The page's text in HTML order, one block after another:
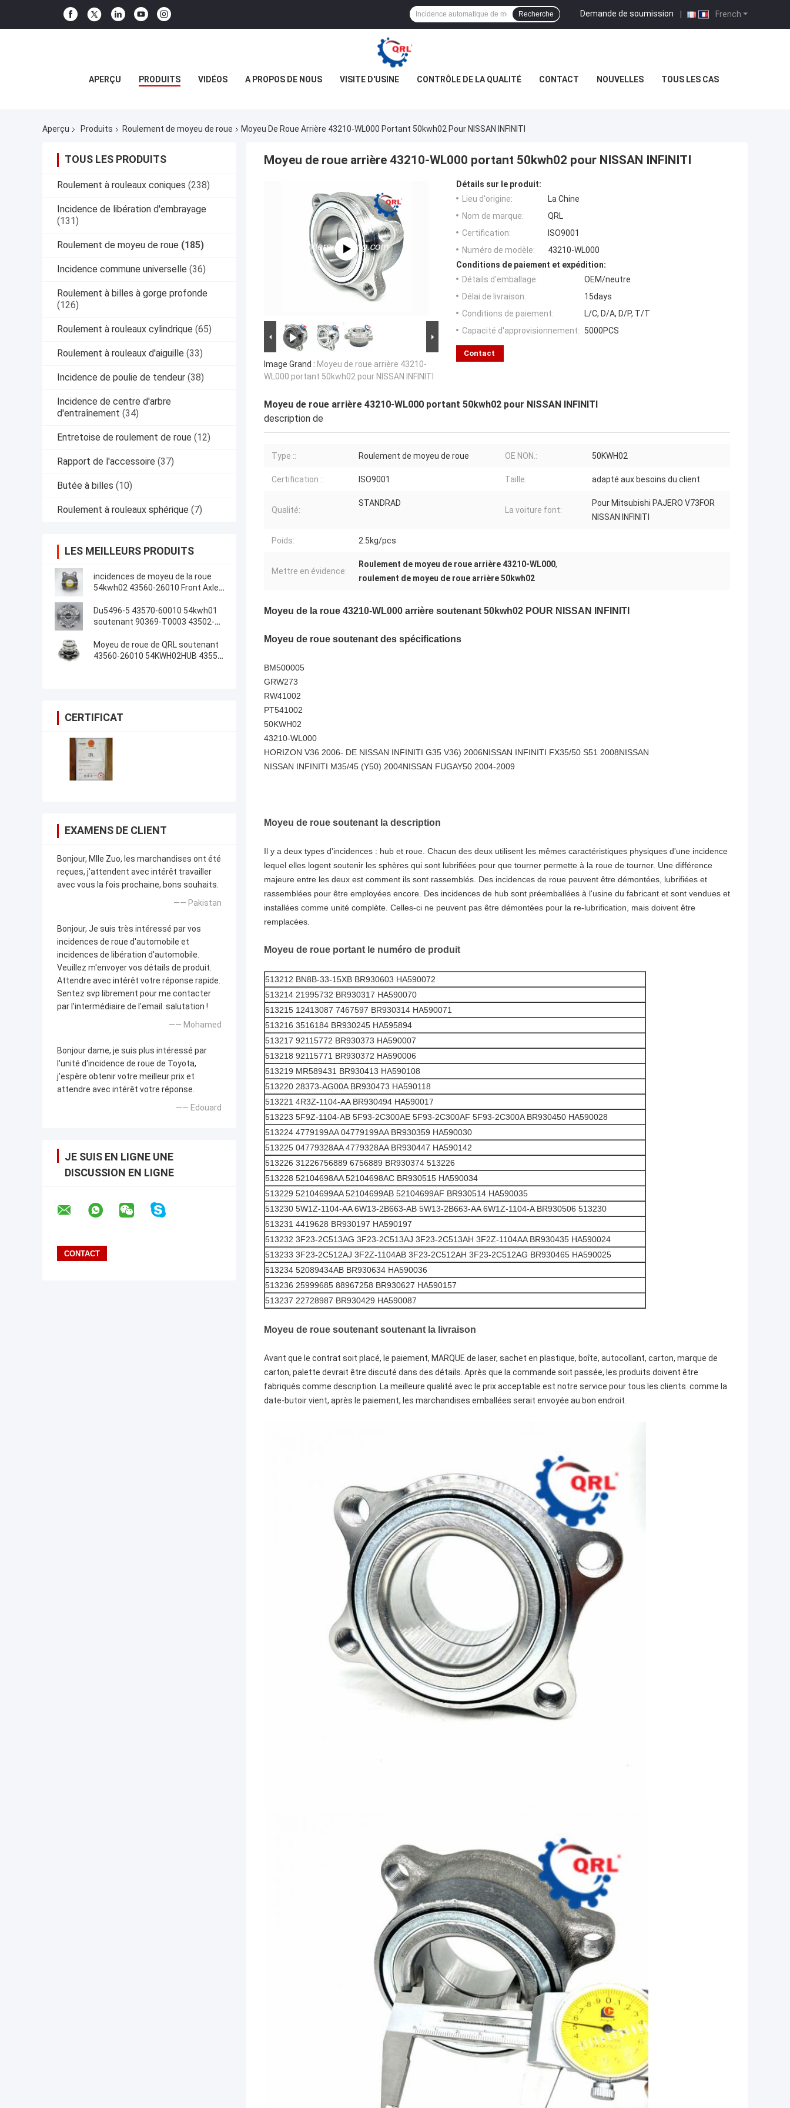
French
Demande de soumission |
Recherche
APERÇU PRODUITS VIDÉOS A PROPOS DE NOUS VISITE D'USINE CONTRÔLE DE LA QUALITÉ CONTACT NOUVELLES TOUS LES CAS
Aperçu Produits Roulement de moyeu de roue Moyeu De Roue Arrière 43210-WL000 Portant 50kwh02 Pour NISSAN INFINITI
TOUS LES PRODUITS
Roulement à rouleaux coniques (238)
Incidence de libération d'embrayage
(131)
Roulement de moyeu de roue (185)
Incidence commune universelle (36)
Roulement à billes à gorge profonde
(126)
Roulement à rouleaux cylindrique (65)
Roulement à rouleaux d'aiguille (33)
Incidence de poulie de tendeur (38)
Incidence de centre d'arbre
d'entraînement (34)
Entretoise de roulement de roue (12)
Rapport de l'accessoire (37)
Butée à billes (10)
Roulement à rouleaux sphérique (7)
LES MEILLEURS PRODUITS
incidences de moyeu de la roue
54kwh02 43560-26010 Front Axle
Du5496-5 43570-60010 54kwh01
soutenant 90369-T0003 43502-
Moyeu de roue de QRL soutenant
43560-26010 54KWH02HUB 43550-
CERTIFICAT
EXAMENS DE CLIENT
Bonjour, Mlle Zuo, les marchandises ont été
reçues, j'attendent avec intérêt travailler
avec vous la fois prochaine, bons souhaits.
—— Pakistan
Bonjour, Je suis très intéressé par vos
incidences de roue d'automobile et
incidences de libération d'automobile.
Veuillez m'envoyer vos détails de produit.
Attendre avec intérêt votre réponse rapide.
Sentez svp librement pour me contacter
par l'intermédiaire de l'email. salutation !
—— Mohamed
Bonjour dame, je suis plus intéressé par
l'unité d'incidence de roue de Toyota,
j'espère obtenir votre meilleur prix et
attendre avec intérêt votre réponse.
—— Edouard
JE SUIS EN LIGNE UNE
DISCUSSION EN LIGNE
Moyeu de roue arrière 43210-WL000 portant 50kwh02 pour NISSAN INFINITI
Image Grand : Moyeu de roue arrière 43210-
WL000 portant 50kwh02 pour NISSAN INFINITI
Détails sur le produit:
Lieu d'origine:
La Chine
Nom de marque:
QRL
Certification:
ISO9001
Numéro de modèle:
43210-WL000
Conditions de paiement et expédition:
Détails d'emballage:
OEM/neutre
Délai de livraison:
15days
Conditions de paiement:
L/C, D/A, D/P, T/T
Capacité d'approvisionnement:
5000PCS
Contact
Moyeu de roue arrière 43210-WL000 portant 50kwh02 pour NISSAN INFINITI
description de
Type :: Roulement de moyeu de roue OE NON.: 50KWH02
Certification :: ISO9001 Taille: adapté aux besoins du client
Qualité:
STANDRAD
La voiture font:
Pour Mitsubishi PAJERO V73FOR
NISSAN INFINITI
Poids: 2.5kg/pcs
Mettre en évidence:
Roulement de moyeu de roue arrière 43210-WL000,
roulement de moyeu de roue arrière 50kwh02
Moyeu de la roue 43210-WL000 arrière soutenant 50kwh02 POUR NISSAN INFINITI
Moyeu de roue soutenant des spécifications
BM500005
GRW273
RW41002
PT541002
50KWH02
43210-WL000
HORIZON V36 2006- DE NISSAN INFINITI G35 V36) 2006NISSAN INFINITI FX35/50 S51 2008NISSAN
NISSAN INFINITI M35/45 (Y50) 2004NISSAN FUGAY50 2004-2009
Moyeu de roue soutenant la description
Il y a deux types d'incidences : hub et roue. Chacun des deux utilisent les mêmes caractéristiques physiques d'une incidence
lequel elles logent soutenir les sphères qui sont lubrifiées pour que tourner permette à la roue de tourner. Une différence
majeure entre les deux est comment ils sont rassemblés. Des incidences de roue peuvent être démontées, lubrifiées et
rassemblées pour être employées encore. Des incidences de hub sont préemballées à l'usine du fabricant et sont vendues et
installées comme unité complète. Celles-ci ne peuvent pas être démontées pour la re-lubrification, mais doivent être
remplacées.
Moyeu de roue portant le numéro de produit
513212 BN8B-33-15XB BR930603 HA590072
513214 21995732 BR930317 HA590070
513215 12413087 7467597 BR930314 HA590071
513216 3516184 BR930245 HA595894
513217 92115772 BR930373 HA590007
513218 92115771 BR930372 HA590006
513219 MR589431 BR930413 HA590108
513220 28373-AG00A BR930473 HA590118
513221 4R3Z-1104-AA BR930494 HA590017
513223 5F9Z-1104-AB 5F93-2C300AE 5F93-2C300AF 5F93-2C300A BR930450 HA590028
513224 4779199AA 04779199AA BR930359 HA590030
513225 04779328AA 4779328AA BR930447 HA590142
513226 31226756889 6756889 BR930374 513226
513228 52104698AA 52104698AC BR930515 HA590034
513229 52104699AA 52104699AB 52104699AF BR930514 HA590035
513230 5W1Z-1104-AA 6W13-2B663-AB 5W13-2B663-AA 6W1Z-1104-A BR930506 513230
513231 4419628 BR930197 HA590197
513232 3F23-2C513AG 3F23-2C513AJ 3F23-2C513AH 3F2Z-1104AA BR930435 HA590024
513233 3F23-2C512AJ 3F2Z-1104AB 3F23-2C512AH 3F23-2C512AG BR930465 HA590025
513234 52089434AB BR930634 HA590036
513236 25999685 88967258 BR930627 HA590157
513237 22728987 BR930429 HA590087
Moyeu de roue soutenant soutenant la livraison
Avant que le contrat soit placé, le paiement, MARQUE de laser, sachet en plastique, boîte, autocollant, carton, marque de
carton, palette devrait être discuté dans des détails. Après que la commande soit passée, les produits doivent être
fabriqués comme description. La meilleure qualité avec le prix acceptable est notre service pour tous les clients. comme la
date-butoir vient, après le paiement, les marchandises emballées serait envoyée au bon endroit.